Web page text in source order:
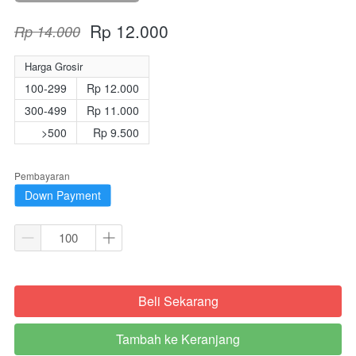
Rp 14.000 Rp 12.000
Harga Grosir
100-299
300-499
>500
Rp 12.000
Rp 11.000
Rp 9.500
Pembayaran
Down Payment
`Beli Sekarang
`
Tambah ke Keranjang